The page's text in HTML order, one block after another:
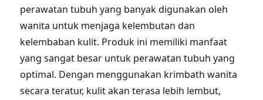
perawatan tubuh yang banyak digunakan oleh
wanita untuk menjaga kelembutan dan
kelembaban kulit. Produk ini memiliki manfaat
yang sangat besar untuk perawatan tubuh yang
optimal. Dengan menggunakan krimbath wanita
secara teratur, kulit akan terasa lebih lembut,